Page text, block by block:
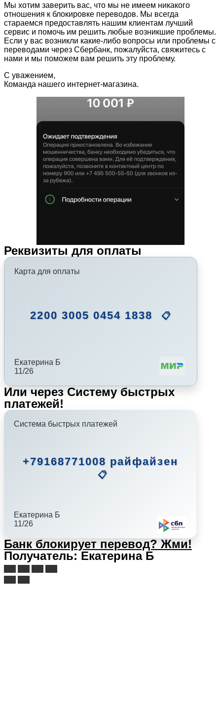
Мы хотим заверить вас, что мы не имеем никакого
отношения к блокировке переводов. Мы всегда
стараемся предоставлять нашим клиентам лучший
сервис и помочь им решить любые возникшие проблемы.
Если у вас возникли какие-либо вопросы или проблемы с
переводами через Сбербанк, пожалуйста, свяжитесь с
нами и мы поможем вам решить эту проблему.
С уважением,
Команда нашего интернет-магазина.
Реквизиты для оплаты
Карта для оплаты
2200 3005 0454 1838 📋
Екатерина Б
11/26
Или через Систему быстрых
платежей!
Система быстрых платежей
+79168771008 райфайзен
📋
Екатерина Б
11/26
Банк блокирует перевод? Жми!
Получатель: Екатерина Б